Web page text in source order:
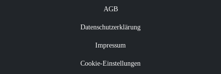
AGB
Datenschutzerklärung
Impressum
Cookie-Einstellungen